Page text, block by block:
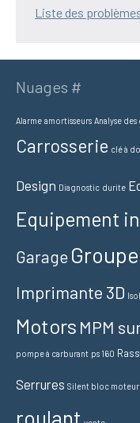
Liste des
Nuages #
Alarme amortisseurs Analyse
Carrosserie clé à
Design Diagnostic durite
Equipement
Garage
Imprimante 3D
Motors MPM
pompe à carburant ps 160
Serrures Silent bloc moteur
roulant